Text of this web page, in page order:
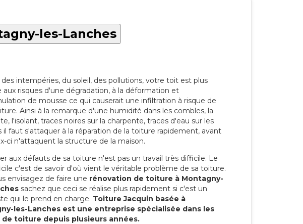
les-Lanches
des intempéries, du soleil, des pollutions, votre toit est plus
aux risques d'une dégradation, à la déformation et
de mousse ce qui causerait une infiltration à risque de
Ainsi à la remarque d'une humidité dans les combles, la
l'isolant, traces noires sur la charpente, traces d'eau sur les
il faut s'attaquer à la réparation de la toiture rapidement, avant
ci n'attaquent la structure de la maison.
aux défauts de sa toiture n'est pas un travail très difficile. Le
c'est de savoir d'où vient le véritable problème de sa toiture.
envisagez de faire une rénovation de toiture à Montagny-
sachez que ceci se réalise plus rapidement si c'est un
qui le prend en charge. Toiture Jacquin basée à
les-Lanches est une entreprise spécialisée dans les
de toiture depuis plusieurs années.